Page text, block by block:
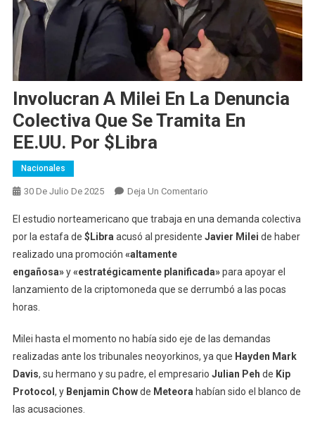
Involucran A Milei En La Denuncia
Colectiva Que Se Tramita En
EE.UU. Por $Libra
Nacionales
30 De Julio De 2025 Deja Un ComentarioEn
A
Milei
La
Denuncia
Se
Tramita
En
El estudio norteamericano que trabaja en una demanda colectiva
por la estafa de $Libra acusó al presidente Javier Milei de haber
realizado una promoción «altamente
engañosa»y«estratégicamente planificada»para apoyar el
lanzamiento de la criptomoneda que se derrumbó a las pocas
horas.
Milei hasta el momento no había sido eje de las demandas
realizadas ante los tribunales neoyorkinos, ya que Hayden Mark
Davis, su hermano y su padre, el empresario Julian Peh de Kip
Protocol, y Benjamin Chowde Meteora habían sido el blanco de
las acusaciones.